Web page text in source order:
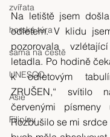
zvířata
horská túra
sama na cestě
UNESCO
Asie
Filipíny
Na letiště jsem
odletem. V klidu
pozorovala
letadla. Po hodině
k odletovým
ZRUŠEN,“ svítilo
červenými
Rozbušilo se mi